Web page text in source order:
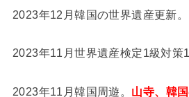
2023年12月韓国の世界遺産更新。
2023年11月世界遺産検定1級対策
2023年11月韓国周遊。 山寺、韓